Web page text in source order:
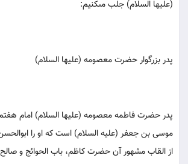
(عليها السلام) جلب مى‏كنيم:
پدر بزرگوار حضرت معصومه (عليها السلام)
پدر حضرت فاطمه معصومه (عليها السلام) امام
موسى بن جعفر (عليه السلام) است كه او را
از القاب مشهور آن حضرت كاظم، باب الحوائج و